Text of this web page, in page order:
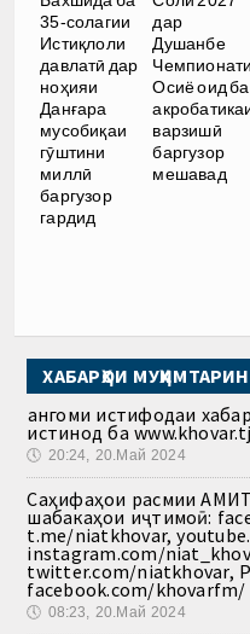
35-солагии
Истиқлоли
давлатӣ дар
ноҳияи
Данғара
мусобиқаи
гӯштини
миллӣ
баргузор
гардид
дар
Душанбе
Чемпионати
Осиё оид ба
варзишӣ
баргузор
мешавад
ХАБАРҲОИ МУҲИМТАРИН
Ҳангоми истифодаи
истинод ба
🕔 20:24, 20.Май 2024
Саҳифаҳои расмии
шабакаҳои иҷтимоӣ:
t.me/niatkhovar,
instagram.com/
twitter.com/niatkhovar,
facebook.com/khovarfm/
🕔 08:23, 20.Май 2024